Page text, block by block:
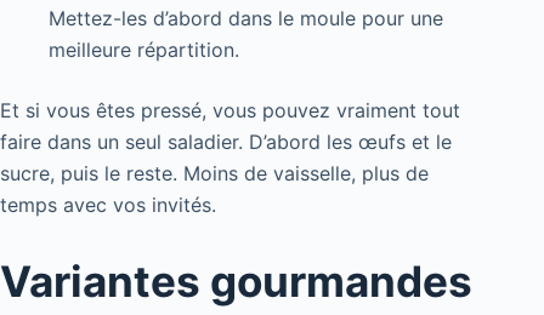
Mettez-les d’abord dans le moule pour une
meilleure répartition.
Et si vous êtes pressé, vous pouvez vraiment tout
faire dans un seul saladier. D’abord les œufs et le
sucre, puis le reste. Moins de vaisselle, plus de
temps avec vos invités.
Variantes gourmandes